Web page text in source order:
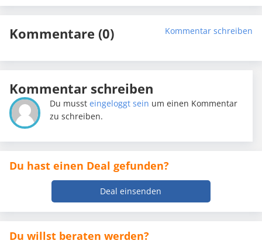
Kommentare (0) Kommentar schreiben
Kommentar schreiben
Du mussteingeloggt sein um einen Kommentar
zu schreiben.
Du hast einen Deal gefunden?
Deal einsenden
Du willst beraten werden?